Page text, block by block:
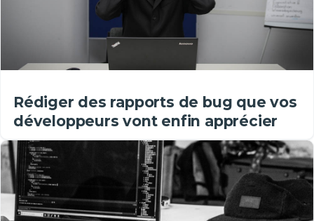
Rédiger des rapports de bug que vos
développeurs vont enfin apprécier